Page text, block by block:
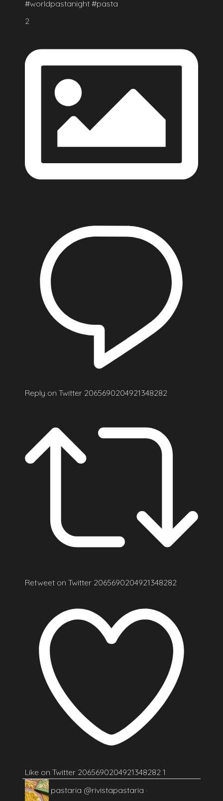
#worldpastanight #pasta
2
Reply on Twitter 2065690204921348282
Retweet on Twitter 2065690204921348282
Like on Twitter 2065690204921348282 1
pastaria @rivistapastaria ·